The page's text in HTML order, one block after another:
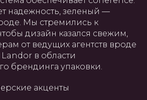
надежность, зеленый —
Мы стремились к
дизайн казался свежим,
от ведущих агентств вроде
в области
брендинга упаковки.
акценты